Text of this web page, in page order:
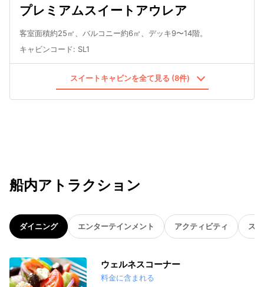
プレミアムスイートアウレア
客室面積約25㎡、バルコニー約6㎡、デッキ9〜14階。
キャビンコード: SL1
スイートキャビンを全て見る (8件)
船内アトラクション
ダイニング エンターテインメント アクティビティ ス
ウェルネスコーナー
料金に含まれる